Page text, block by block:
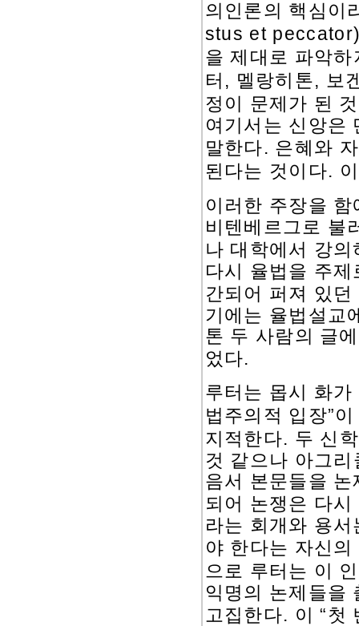
의인론의 핵심이
stus et
을 제대로 파악
터 , 멜랑히톤, 보
정이 문제가 된
여기서는 신앙은
말한다. 은혜와
된다는 것이다.
이러한 주장을
비텐베르그로 불
나 대학에서 강
다시 율법을 주
간되어 퍼져 있
기에는 율법설교
톤 두 사람의 글
었다.
루터는 몹시 화가
법주의적 입장”
지적한다. 두 신
것 같으나 아그
음서 본문들을
되어 논쟁은 다시
라는 회개와 용
야 한다는 자신
으로 루터는 이
익명의 논제들을
고집한다. 이 “첫